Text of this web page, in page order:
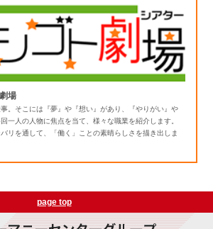
場
。そこには『夢』や『想い』があり、『やりがい』や
一人の人物に焦点を当て、様々な職業を紹介します。
リを通して、「働く」ことの素晴らしさを描き出しま
page top